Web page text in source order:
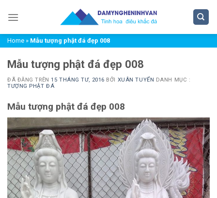
đến
dungHome » Mẫu tượng phật đá đẹp 008
Mẫu tượng phật đá đẹp 008
ĐÃ ĐĂNG TRÊN15 THÁNG TƯ, 2016 BỞI XUÂN TUYỂN
DANH MỤC :
TƯỢNG PHẬT ĐÁ
Mẫu tượng phật đá đẹp 008